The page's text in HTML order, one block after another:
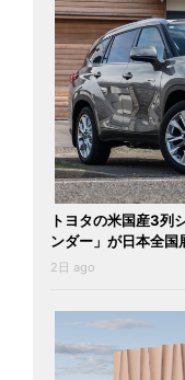
トヨタの米国産3列
ンダー」が日本全国
2日 ago